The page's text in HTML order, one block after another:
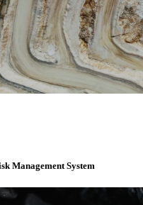
Geospatial Data -
Management System